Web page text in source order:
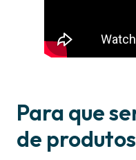
Para que
de